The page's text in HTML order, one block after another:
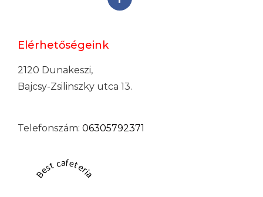
Elérhetőségeink
2120 Dunakeszi,
Bajcsy-Zsilinszky utca 13.
Telefonszám: 06305792371
Best cafeteria